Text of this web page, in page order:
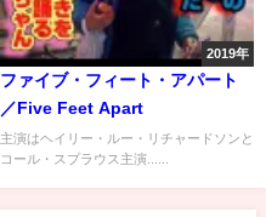
2019年
ファイブ・フィート・アパート
／Five Feet Apart
主演はヘイリー・ルー・リチャードソンと
コール・スプラウス主演......